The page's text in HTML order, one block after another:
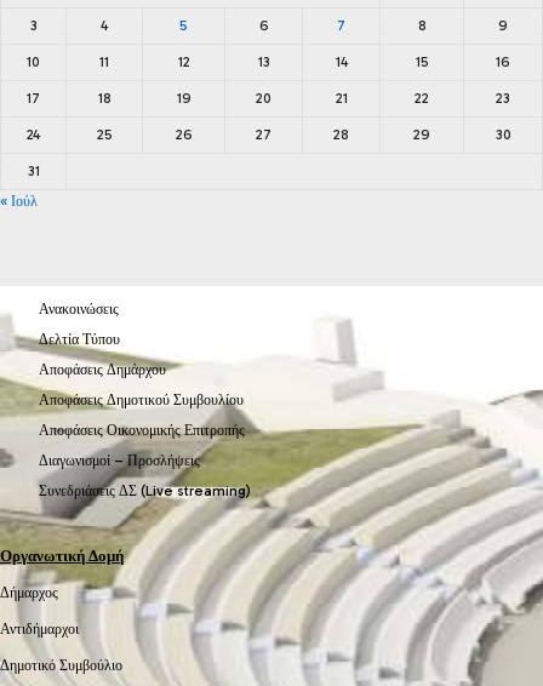
3 4 5 6 7 8 9
10 11 12 13 14 15 16
17 18 19 20 21 22 23
24 25 26 27 28 29 30
31
« Ιούλ
Ανακοινώσεις
Δελτία Τύπου
Αποφάσεις Δημάρχου
Αποφάσεις Δημοτικού Συμβουλίου
Αποφάσεις Οικονομικής Επιτροπής
Διαγωνισμοί – Προσλήψεις
Συνεδριάσεις ΔΣ (Live streaming)
Οργανωτική Δομή
Δήμαρχος
Αντιδήμαρχοι
Δημοτικό Συμβούλιο